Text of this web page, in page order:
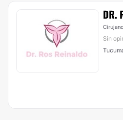
DR.
Sin